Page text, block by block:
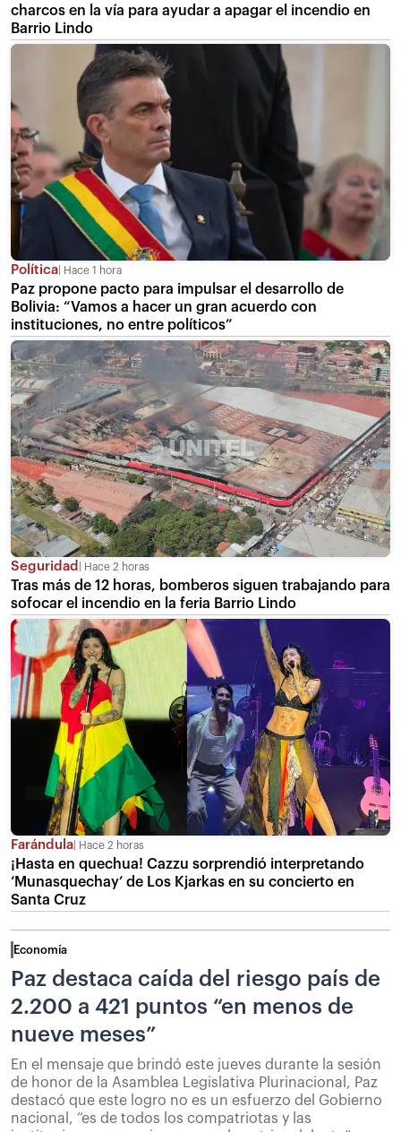
charcos en la vía para ayudar a apagar el incendio en
Barrio Lindo
Política Hace 1 hora
Paz propone pacto para impulsar el desarrollo de
Bolivia: “Vamos a hacer un gran acuerdo con
instituciones, no entre políticos”
Seguridad Hace 2 horas
Tras más de 12 horas, bomberos siguen trabajando para
sofocar el incendio en la feria Barrio Lindo
Farándula Hace 2 horas
¡Hasta en quechua! Cazzu sorprendió interpretando
‘Munasquechay’ de Los Kjarkas en su concierto en
Santa Cruz
Economía
Paz destaca caída del riesgo país de
2.200 a 421 puntos “en menos de
nueve meses”
En el mensaje que brindó este jueves durante la sesión
de honor de la Asamblea Legislativa Plurinacional, Paz
destacó que este logro no es un esfuerzo del Gobierno
nacional, “es de todos los compatriotas y las